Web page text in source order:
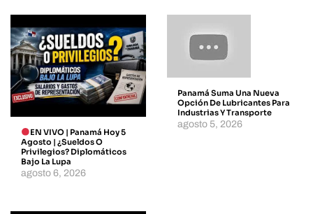
EN VIVO | Panamá Hoy 5
Agosto | ¿Sueldos O
Privilegios? Diplomáticos
Bajo La Lupa
agosto 6, 2026
Panamá Suma Una Nueva
Opción De Lubricantes Para
Industrias Y Transporte
agosto 5, 2026